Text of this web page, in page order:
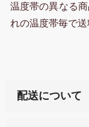
温度帯の異なる
れの温度帯毎で送
配送について